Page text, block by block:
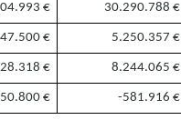
€ 30.290.788 €
€ 5.250.357 €
€ 8.244.065€
€ -581.916€